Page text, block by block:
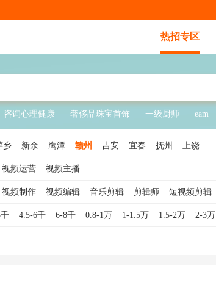
热招专区
咨询心理健康 奢侈品珠宝首饰 一级厨师 eam
乡 新余 鹰潭 赣州 吉安 宜春 抚州 上饶
视频运营 视频主播
视频制作 视频编辑 音乐剪辑 剪辑师 短视频剪辑
4.5-6千 6-8千 0.8-1万 1-1.5万 1.5-2万 2-3万